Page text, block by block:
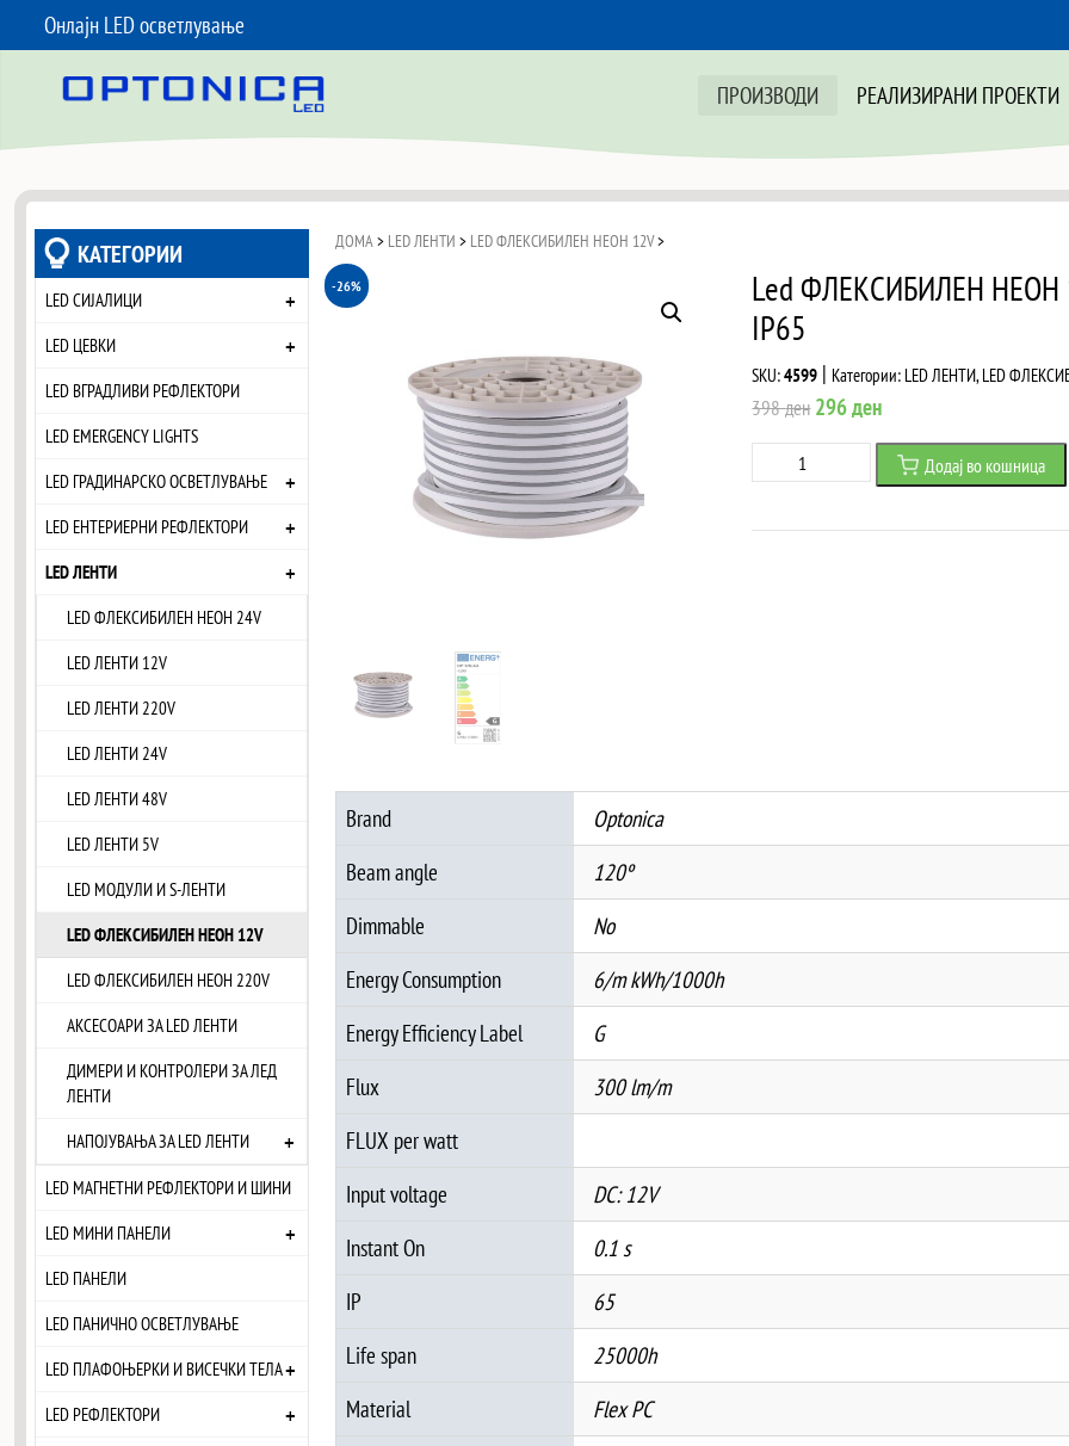
Онлајн LED осветлување
ПРОИЗВОДИ
РЕАЛИЗИРАНИ ПРОЕКТИ
КАТЕГОРИИ
LED СИЈАЛИЦИ +
LED ЦЕВКИ +
LED ВГРАДЛИВИ РЕФЛЕКТОРИ
LED EMERGENCY LIGHTS
LED ГРАДИНАРСКО ОСВЕТЛУВАЊЕ
+
LED ЕНТЕРИЕРНИ РЕФЛЕКТОРИ +
LED ЛЕНТИ
LED ФЛЕКСИБИЛЕН НЕОН 24V
LED ЛЕНТИ 12V
LED ЛЕНТИ 220V
LED ЛЕНТИ 24V
LED ЛЕНТИ 48V
LED ЛЕНТИ 5V
LED МОДУЛИ И S-ЛЕНТИ
LED ФЛЕКСИБИЛЕН НЕОН 12V
LED ФЛЕКСИБИЛЕН НЕОН 220V
АКСЕСОАРИ ЗА LED ЛЕНТИ
ДИМЕРИ И КОНТРОЛЕРИ ЗА ЛЕД
ЛЕНТИ
НАПОЈУВАЊА ЗА LED ЛЕНТИ
+
+
LED МАГНЕТНИ РЕФЛЕКТОРИ И ШИНИ
LED МИНИ ПАНЕЛИ
+
LED ПАНЕЛИ
LED ПАНИЧНО ОСВЕТЛУВАЊЕ
LED ПЛАФОЊЕРКИ И ВИСЕЧКИ ТЕЛА+
LED РЕФЛЕКТОРИ +
ДОМА > LED ЛЕНТИ > LED ФЛЕКСИБИЛЕН НЕОН 12V>
-26%
Led ФЛЕКСИБИЛЕН НЕОН
IP65
SKU:4599 | Категории: LED ЛЕНТИ,LED
398ден Original
price
296денCurrent
price
ФЛЕКСИБИЛЕН
НЕОН
количина
Додај во кошница
Brand
Optonica
Beam angle
120º
Dimmable
No
Energy Consumption
6/m kWh/1000h
Energy Efficiency Label
G
Flux
300 lm/m
FLUX per watt
Input voltage
DC: 12V
Instant On
0.1 s
IP
65
Life span
25000h
Material
Flex PC